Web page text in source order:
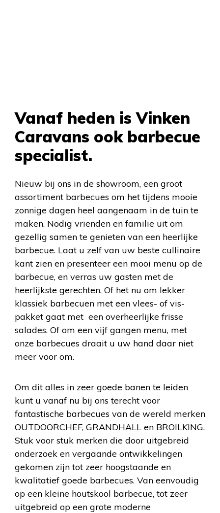
Vanaf heden is Vinken
Caravans ook barbecue
specialist.
Nieuw bij ons in de showroom, een groot
assortiment barbecues om het tijdens mooie
zonnige dagen heel aangenaam in de tuin te
maken. Nodig vrienden en familie uit om
gezellig samen te genieten van een heerlijke
barbecue. Laat u zelf van uw beste cullinaire
kant zien en presenteer een mooi menu op de
barbecue, en verras uw gasten met de
heerlijkste gerechten. Of het nu om lekker
klassiek barbecuen met een vlees- of vis-
pakket gaat met een overheerlijke frisse
salades. Of om een vijf gangen menu, met
onze barbecues draait u uw hand daar niet
meer voor om.
Om dit alles in zeer goede banen te leiden
kunt u vanaf nu bij ons terecht voor
fantastische barbecues van de wereld merken
OUTDOORCHEF, GRANDHALL en BROILKING.
Stuk voor stuk merken die door uitgebreid
onderzoek en vergaande ontwikkelingen
gekomen zijn tot zeer hoogstaande en
kwalitatief goede barbecues. Van eenvoudig
op een kleine houtskool barbecue, tot zeer
uitgebreid op een grote moderne